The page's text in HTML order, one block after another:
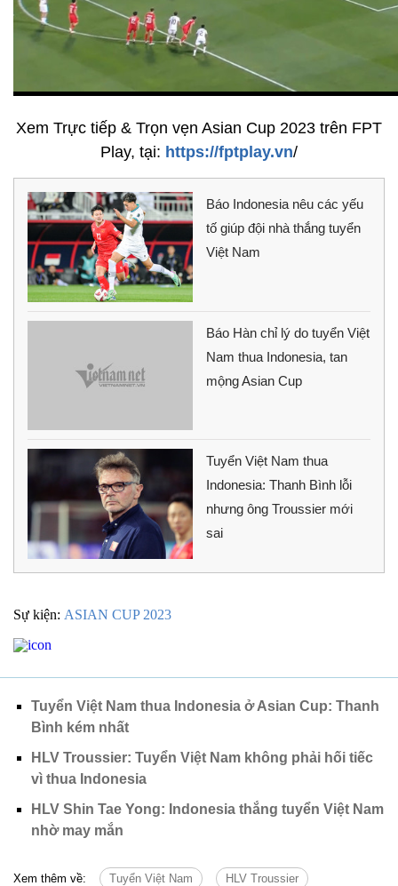
Sự kiện: ASIAN CUP 2023
Xem Trực tiếp & Trọn vẹn Asian Cup 2023 trên FPT
Play, tại: https://fptplay.vn/
Báo Indonesia nêu các yếu
tố giúp đội nhà thắng tuyển
Việt Nam
Báo Hàn chỉ lý do tuyển Việt
Nam thua Indonesia, tan
mộng Asian Cup
Tuyển Việt Nam thua
Indonesia: Thanh Bình lỗi
nhưng ông Troussier mới
sai
Tuyển Việt Nam thua Indonesia ở Asian Cup: Thanh
Bình kém nhất
HLV Troussier: Tuyển Việt Nam không phải hối tiếc
vì thua Indonesia
HLV Shin Tae Yong: Indonesia thắng tuyển Việt Nam
nhờ may mắn
Xem thêm về: Tuyển Việt Nam HLV Troussier